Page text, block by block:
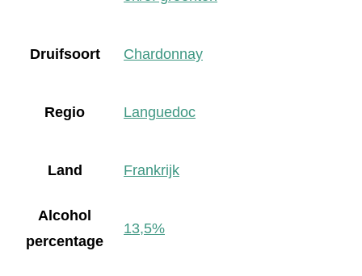
Druifsoort Chardonnay
Regio Languedoc
Land Frankrijk
Alcohol
percentage
13,5%